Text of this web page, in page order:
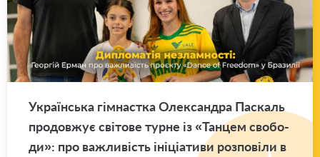
Укра­їн­ська гім­нас­тка Оле­ксан­дра Па­скаль
про­дов­жує сві­то­ве турне із «Тан­цем сво­бо­
ди»: про ва­жли­вість іні­ці­а­ти­ви роз­по­ві­ли в